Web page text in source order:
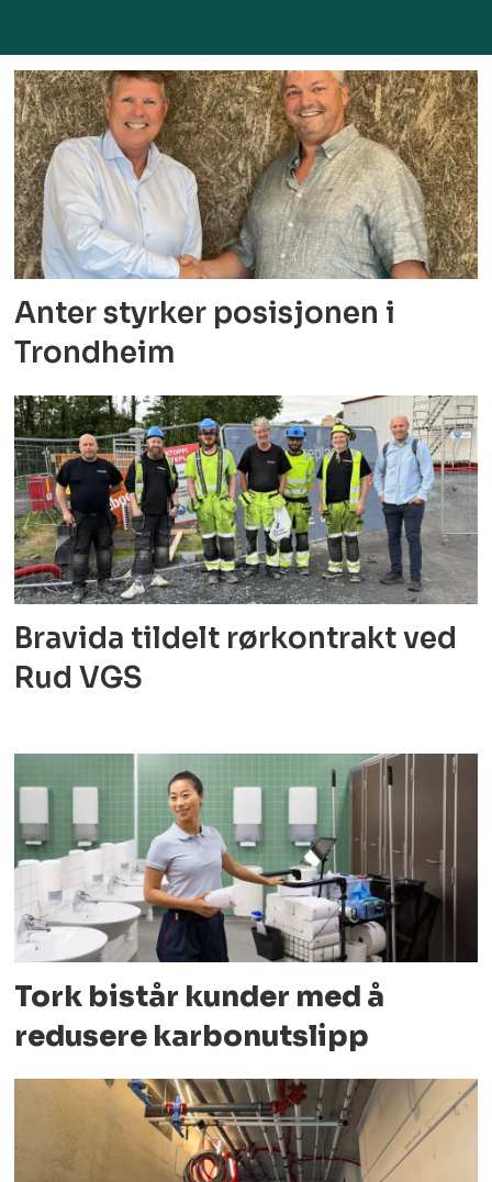
Anter styrker posisjonen i
Trondheim
Bravida tildelt rørkontrakt ved
Rud VGS
Tork bistår kunder med å
redusere karbonutslipp